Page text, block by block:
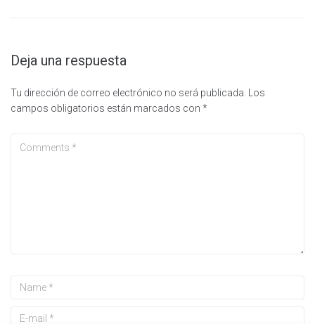
Deja una respuesta
Tu dirección de correo electrónico no será publicada.
Los
campos obligatorios están marcados con *